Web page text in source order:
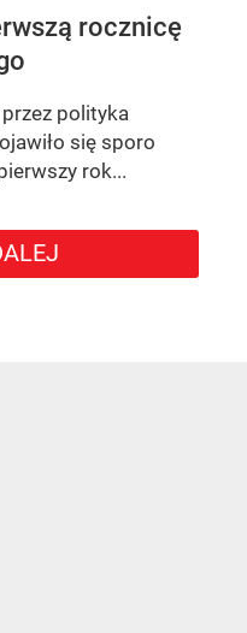
rocznicę
polityka
się sporo
rok...